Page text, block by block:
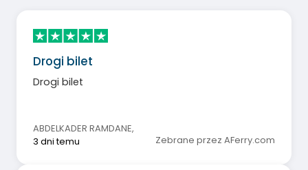
Drogi bilet
Drogi bilet
ABDELKADER RAMDANE,
3 dni temu
Zebrane przez AFerry.com